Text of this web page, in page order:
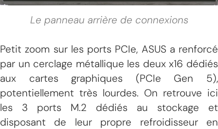
Le panneau arrière de connexions
Petit zoom sur les ports PCIe, ASUS a renforcé
par un cerclage métallique les deux x16 dédiés
aux cartes graphiques (PCIe Gen 5),
potentiellement très lourdes. On retrouve ici
les 3 ports M.2 dédiés au stockage et
disposant de leur propre refroidisseur en